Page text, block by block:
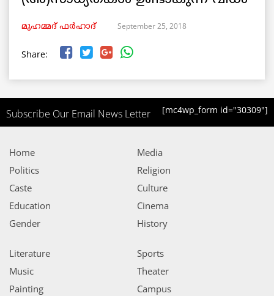
മുഹമ്മദ് ഫർഹാദ് September 25, 2018
Share:
Subscribe Our Email News Letter [mc4wp_form id="30309"]
Home
Politics
Caste
Education
Gender
Media
Religion
Culture
Cinema
History
Literature
Music
Painting
Sports
Theater
Campus